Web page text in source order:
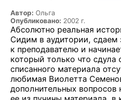
Автор: Ольга
Опубликовано: 2002 г.
Абсолютно реальная
Сидим в аудитории, сдаем
к преподавателю и
который только что сдула
списанного материала
любимая Виолетта
дополнительных вопросов